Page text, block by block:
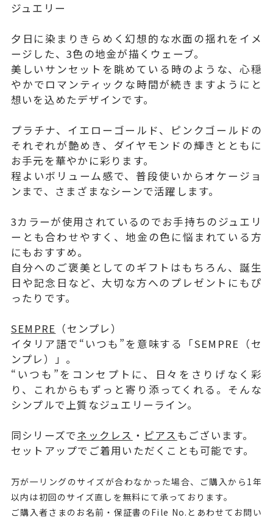
ジュエリー
夕日に染まりきらめく幻想的な水面の揺れをイメ
ージした、3色の地金が描くウェーブ。
美しいサンセットを眺めている時のような、心穏
やかでロマンティックな時間が続きますようにと
想いを込めたデザインです。
プラチナ、イエローゴールド、ピンクゴールドの
それぞれが艶めき、ダイヤモンドの輝きとともに
お手元を華やかに彩ります。
程よいボリューム感で、普段使いからオケージョ
ンまで、さまざまなシーンで活躍します。
3カラーが使用されているのでお手持ちのジュエリ
ーとも合わせやすく、地金の色に悩まれている方
にもおすすめ。
自分へのご褒美としてのギフトはもちろん、誕生
日や記念日など、大切な方へのプレゼントにもぴ
ったりです。
SEMPRE （センプレ）
イタリア語で“いつも”を意味する「SEMPRE（セ
ンプレ）」。
“いつも”をコンセプトに、日々をさりげなく彩
り、これからもずっと寄り添ってくれる。そんな
シンプルで上質なジュエリーライン。
同シリーズでネックレス ・ ピアス もございます。
セットアップでご着用いただくことも可能です。
万が一リングのサイズが合わなかった場合、ご購入から1年
以内は初回のサイズ直しを無料にて承っております。
ご購入者さまのお名前・保証書のFile No.とあわせてお問い